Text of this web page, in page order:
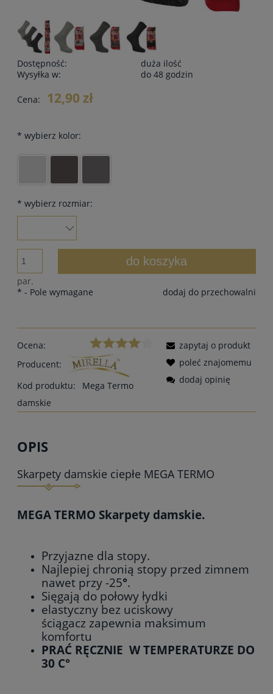
Dostępność:
duża ilość
Wysyłka w:
do 48 godzin
Cena: 12,90 zł
* wybierz kolor:
* wybierz rozmiar:
par.
do koszyka
dodaj do przechowalni
* - Pole wymagane
Ocena:
Producent:
Kod produktu:
Mega Termo
damskie
zapytaj o produkt
poleć znajomemu
dodaj opinię
OPIS
Skarpety damskie ciepłe MEGA TERMO
MEGA TERMO Skarpety damskie.
Przyjazne dla stopy.
Najlepiej chronią stopy przed zimnem
nawet przy -25°.
Sięgają do połowy łydki
elastyczny bez uciskowy
ściągacz zapewnia maksimum
komfortu
PRAĆ RĘCZNIE WTEMPERATURZE DO
30 C°